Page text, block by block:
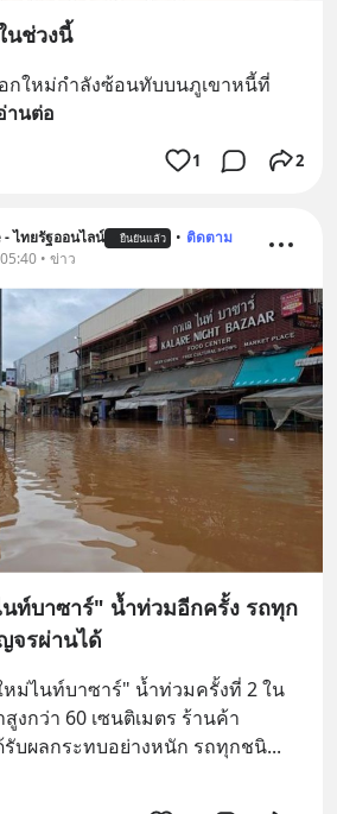
นช่วงนี้
กใหม่กำลังซ้อนทับบนภูเขาหนี้ที่
านต่อ
1 2
ไทยรัฐออนไลน์ ยืนยันแล้ว • ติดตาม
• ข่าว
ท์บาซาร์" น้ำท่วมอีกครั้ง รถทุก
จรผ่านได้
หม่ไนท์บาซาร์" น้ำท่วมครั้งที่ 2 ใน
งกว่า 60 เซนติเมตร ร้านค้า
รับผลกระทบอย่างหนัก รถทุกชนิ